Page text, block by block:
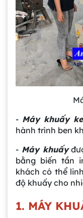
- Máy khuấy
hành trình ben
- Máy khuấy
bằng biến tần
khách có thể
độ khuấy cho
1. MÁY